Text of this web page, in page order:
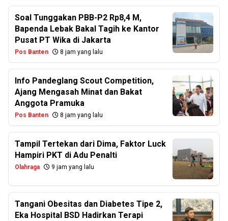
Soal Tunggakan PBB-P2 Rp8,4 M,
Bapenda Lebak Bakal Tagih ke Kantor
Pusat PT Wika di Jakarta
Pos Banten 8 jam yang lalu
Info Pandeglang Scout Competition,
Ajang Mengasah Minat dan Bakat
Anggota Pramuka
Pos Banten 8 jam yang lalu
Tampil Tertekan dari Dima, Faktor Luck
Hampiri PKT di Adu Penalti
Olahraga 9 jam yang lalu
Tangani Obesitas dan Diabetes Tipe 2,
Eka Hospital BSD Hadirkan Terapi